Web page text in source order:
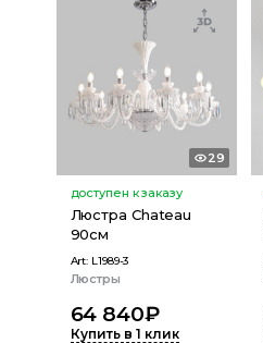
29
доступен к заказу
Люстра Chateau
90см
Art: L1989-3
Люстры
64 840₽
Купить в 1 клик